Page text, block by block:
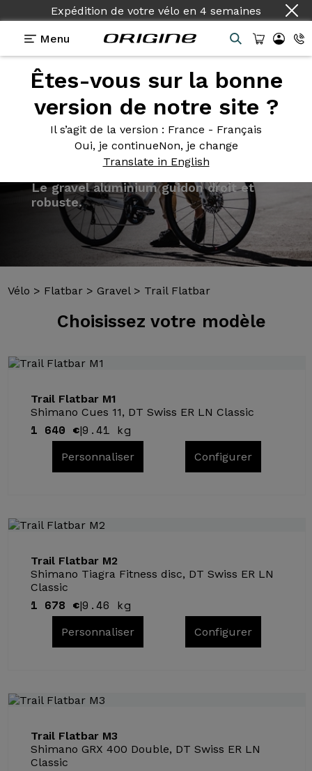
Expédition de votre vélo en 4 semaines
Menu
Êtes-vous sur la bonne
version de notre site ?
Il s’agit de la version : France - Français
Oui, je continueNon, je change
Translate in English
Modèles
Vélo > Flatbar > Gravel> Trail Flatbar
Choisissez votre modèle
Trail Flatbar M1
Shimano Cues 11, DT Swiss ER LN Classic
1 640 €|9.41 kg
Personnaliser Configurer
Trail Flatbar M2
Shimano Tiagra Fitness disc, DT Swiss ER LN
Classic
1 678 €|9.46 kg
Personnaliser Configurer
Trail Flatbar M3
Shimano GRX 400 Double, DT Swiss ER LN
Classic